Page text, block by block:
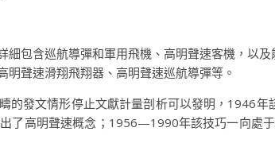
包含巡航導彈和軍用飛機、高明聲速客機，以
聲速滑翔飛翔器、高明聲速巡航導彈等。
的發文情形停止文獻計量剖析可以發明，1946
了高明聲速概念；1956—1990年該技巧一向處